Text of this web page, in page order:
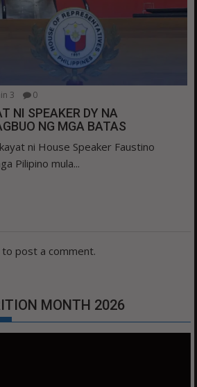
3 0
NI SPEAKER DY NA
NG MGA BATAS
ni House Speaker Faustino
Pilipino mula...
to post a comment.
MONTH 2026